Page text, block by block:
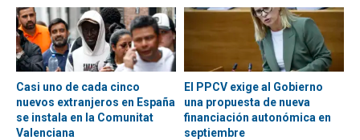
Casi uno de cada cinco
nuevos extranjeros en España
se instala en la Comunitat
Valenciana
El PPCV exige al Gobierno
una propuesta de nueva
financiación autonómica en
septiembre